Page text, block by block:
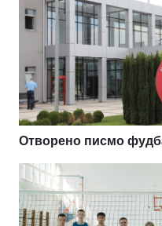
Отворено писмо